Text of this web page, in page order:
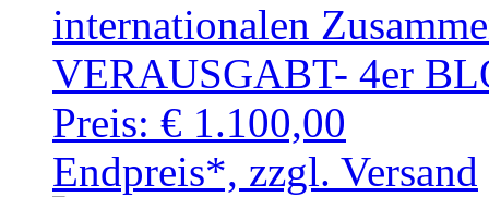
internationalen
VERAUSGABT- 4er
Preis: € 1.100,00
Endpreis*, zzgl. Versand